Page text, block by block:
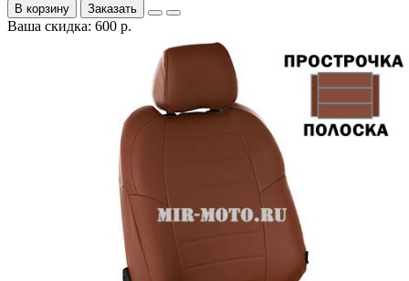
В корзину Заказать
Ваша скидка: 600 р.